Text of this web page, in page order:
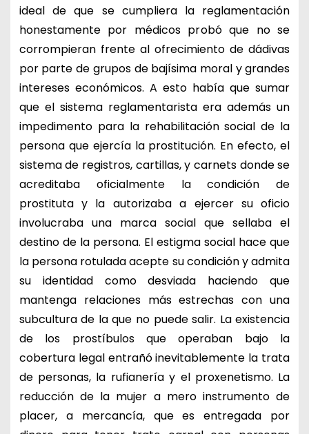
ideal de que se cumpliera la reglamentación
honestamente por médicos probó que no se
corrompieran frente al ofrecimiento de dádivas
por parte de grupos de bajísima moral y grandes
intereses económicos. A esto había que sumar
que el sistema reglamentarista era además un
impedimento para la rehabilitación social de la
persona que ejercía la prostitución. En efecto, el
sistema de registros, cartillas, y carnets donde se
acreditaba oficialmente la condición de
prostituta y la autorizaba a ejercer su oficio
involucraba una marca social que sellaba el
destino de la persona. El estigma social hace que
la persona rotulada acepte su condición y admita
su identidad como desviada haciendo que
mantenga relaciones más estrechas con una
subcultura de la que no puede salir. La existencia
de los prostíbulos que operaban bajo la
cobertura legal entrañó inevitablemente la trata
de personas, la rufianería y el proxenetismo. La
reducción de la mujer a mero instrumento de
placer, a mercancía, que es entregada por